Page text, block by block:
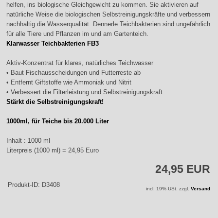
helfen, ins biologische Gleichgewicht zu kommen. Sie aktivieren auf
natürliche Weise die biologischen Selbstreinigungskräfte und verbessern
nachhaltig die Wasserqualität. Dennerle Teichbakterien sind ungefährlich
für alle Tiere und Pflanzen im und am Gartenteich.
Klarwasser Teichbakterien FB3
Aktiv-Konzentrat für klares, natürliches Teichwasser
• Baut Fischausscheidungen und Futterreste ab
• Entfernt Giftstoffe wie Ammoniak und Nitrit
• Verbessert die Filterleistung und Selbstreinigungskraft
Stärkt die Selbstreinigungskraft!
1000ml, für Teiche bis 20.000 Liter
Inhalt : 1000 ml
Literpreis (1000 ml) = 24,95 Euro
24,95 EUR
Produkt-ID: D3408
incl. 19% USt. zzgl. Versand